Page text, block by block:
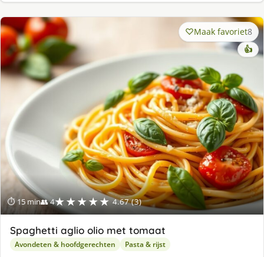
⏱ 15 min👥 4★★★★★ 4.67 (3)
Maak favoriet8
👍
Spaghetti aglio olio met tomaat
Avondeten & hoofdgerechten Pasta & rijst